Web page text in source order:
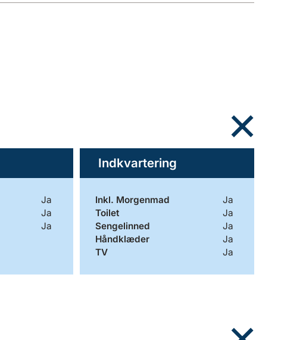
Ja
Ja
Ja
Indkvartering
Inkl. Morgenmad
Ja
Toilet
Ja
Sengelinned
Ja
Håndklæder
Ja
TV
Ja